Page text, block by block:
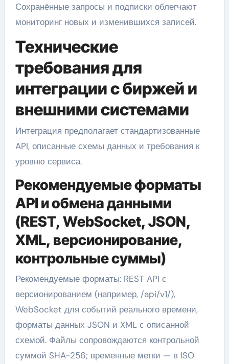
Сохранённые запросы и подписки облегчают
мониторинг новых и изменившихся записей.
Технические
требования для
интеграции с биржей и
внешними системами
Интеграция предполагает стандартизованные
API, описанные схемы данных и требования к
уровню сервиса.
Рекомендуемые форматы
API и обмена данными
(REST, WebSocket, JSON,
XML, версионирование,
контрольные суммы)
Рекомендуемые форматы: REST API с
версионированием (например, /api/v1/),
WebSocket для событий реального времени,
форматы данных JSON и XML с описанной
схемой. Файлы сопровождаются контрольной
суммой SHA-256; временные метки — в ISO